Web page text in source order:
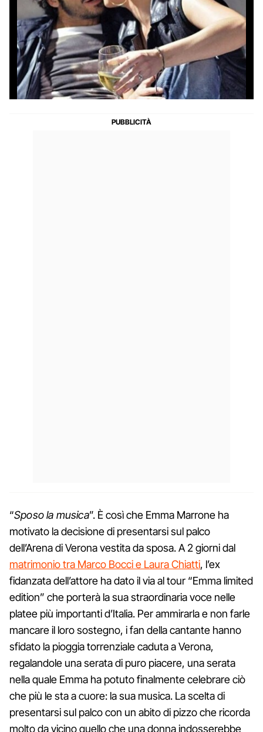
“Sposo la musica”. È così che Emma Marrone ha
motivato la decisione di presentarsi sul palco
dell’Arena di Verona vestita da sposa. A 2 giorni dal
matrimonio tra Marco Bocci e Laura Chiatti, l’ex
fidanzata dell’attore ha dato il via al tour “Emma limited
edition” che porterà la sua straordinaria voce nelle
platee più importanti d’Italia. Per ammirarla e non farle
mancare il loro sostegno, i fan della cantante hanno
sfidato la pioggia torrenziale caduta a Verona,
regalandole una serata di puro piacere, una serata
nella quale Emma ha potuto finalmente celebrare ciò
che più le sta a cuore: la sua musica. La scelta di
presentarsi sul palco con un abito di pizzo che ricorda
molto da vicino quello che una donna indosserebbe